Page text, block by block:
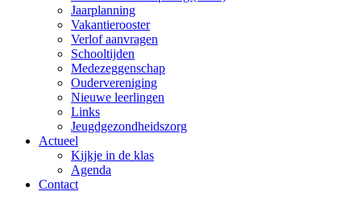
Jaarplanning
Vakantierooster
Verlof aanvragen
Schooltijden
Medezeggenschap
Oudervereniging
Nieuwe leerlingen
Links
Jeugdgezondheidszorg
Actueel
Kijkje in de klas
Agenda
Contact